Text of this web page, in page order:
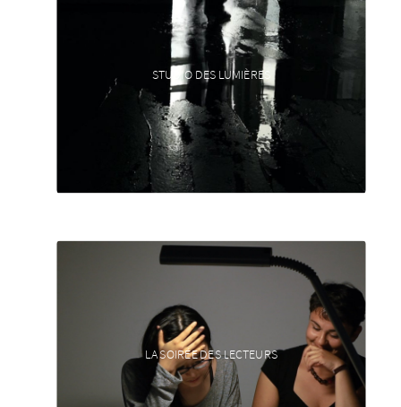
STUDIO DES LUMIÈRES
LA SOIRÉE DES LECTEURS